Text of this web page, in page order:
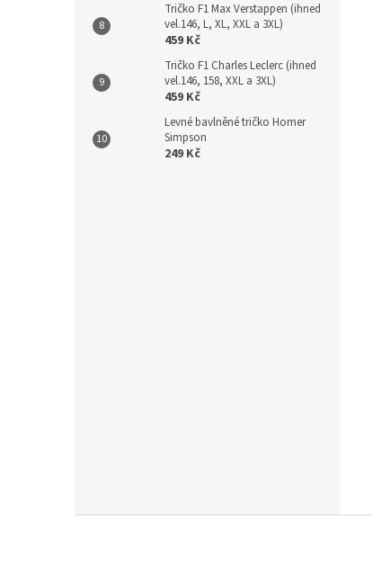
Tričko F1 Max Verstappen (ihned
vel.146, L, XL, XXL a 3XL)
459 Kč
Tričko F1 Charles Leclerc (ihned
vel.146, 158, XXL a 3XL)
459 Kč
Levné bavlněné tričko Homer
Simpson
249 Kč